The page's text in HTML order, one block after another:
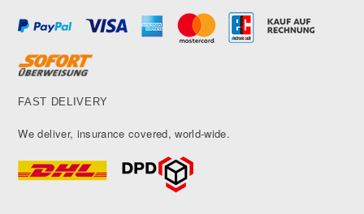
FAST DELIVERY
We deliver, insurance covered, world-wide.